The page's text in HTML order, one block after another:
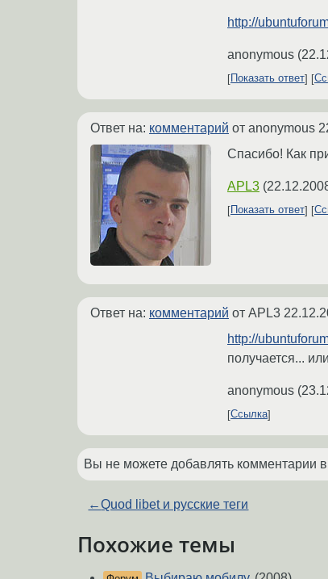
http://
anonymous (
Показать ответ
Ответ на: комментарий от anonymous
Спасибо! Как
APL3 (
Показать ответ
Ответ на: комментарий от APL3
http://
получается...
anonymous (
Ссылка
Вы не можете добавлять комментарии
←Quod libet и русские теги
Похожие темы